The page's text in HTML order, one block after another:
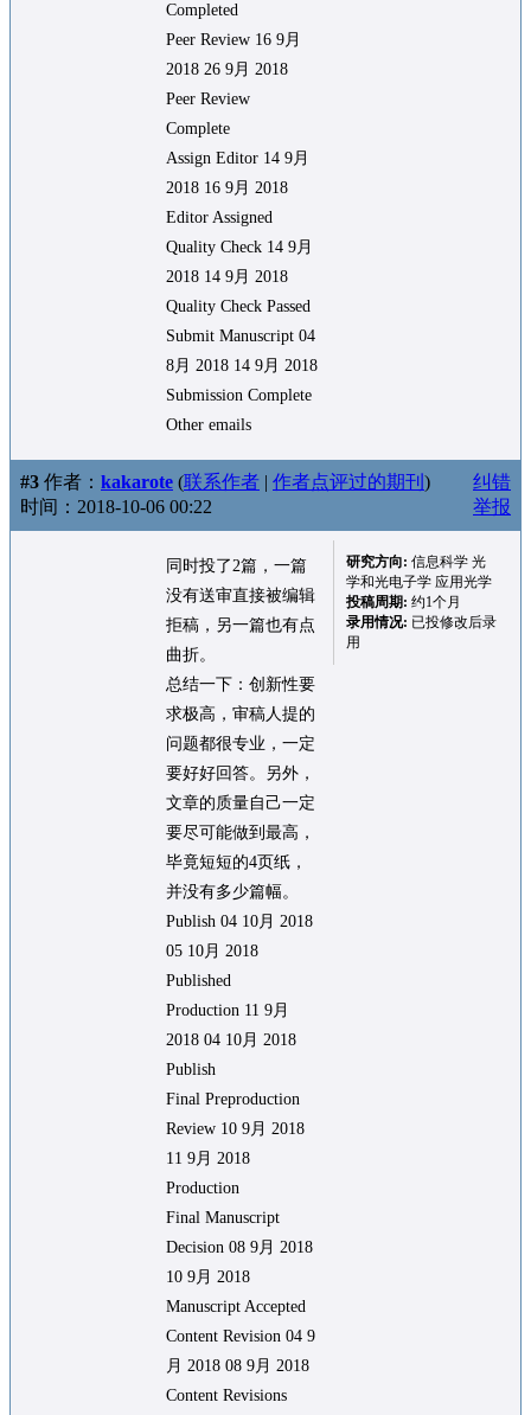
Completed
Peer Review 16 9月
2018 26 9月 2018
Peer Review
Complete
Assign Editor 14 9月
2018 16 9月 2018
Editor Assigned
Quality Check 14 9月
2018 14 9月 2018
Quality Check Passed
Submit Manuscript 04
8月 2018 14 9月 2018
Submission Complete
Other emails
#3 作者： kakarote (联系作者 | 作者点评过的期刊 )
时间：2018-10-06 00:22
纠错
举报
同时投了2篇，一篇
没有送审直接被编辑
拒稿，另一篇也有点
曲折。
总结一下：创新性要
求极高，审稿人提的
问题都很专业，一定
要好好回答。另外，
文章的质量自己一定
要尽可能做到最高，
毕竟短短的4页纸，
并没有多少篇幅。
Publish 04 10月 2018
05 10月 2018
Published
Production 11 9月
2018 04 10月 2018
Publish
Final Preproduction
Review 10 9月 2018
11 9月 2018
Production
Final Manuscript
Decision 08 9月 2018
10 9月 2018
Manuscript Accepted
Content Revision 04 9
月 2018 08 9月 2018
Content Revisions
研究方向: 信息科学 光
学和光电子学 应用光学
投稿周期: 约1个月
录用情况: 已投修改后录
用